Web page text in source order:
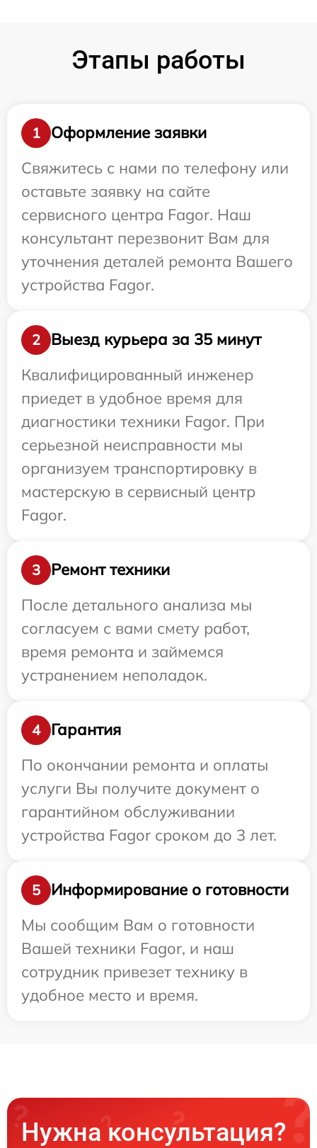
Этапы работы
1
Оформление заявки
Свяжитесь с нами по телефону или
оставьте заявку на сайте
сервисного центра Fagor. Наш
консультант перезвонит Вам для
уточнения деталей ремонта Вашего
устройства Fagor.
2
Выезд курьера за 35 минут
Квалифицированный инженер
приедет в удобное время для
диагностики техники Fagor. При
серьезной неисправности мы
организуем транспортировку в
мастерскую в сервисный центр
Fagor.
3
Ремонт техники
После детального анализа мы
согласуем с вами смету работ,
время ремонта и займемся
устранением неполадок.
4
Гарантия
По окончании ремонта и оплаты
услуги Вы получите документ о
гарантийном обслуживании
устройства Fagor сроком до 3 лет.
5
Информирование о готовности
Мы сообщим Вам о готовности
Вашей техники Fagor, и наш
сотрудник привезет технику в
удобное место и время.
Нужна консультация?